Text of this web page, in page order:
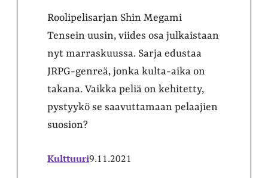
Roolipelisarjan Shin Megami
Tensein uusin, viides osa julkaistaan
nyt marraskuussa. Sarja edustaa
JRPG-genreä, jonka kulta-aika on
takana. Vaikka peliä on kehitetty,
pystyykö se saavuttamaan pelaajien
suosion?
Kulttuuri9.11.2021